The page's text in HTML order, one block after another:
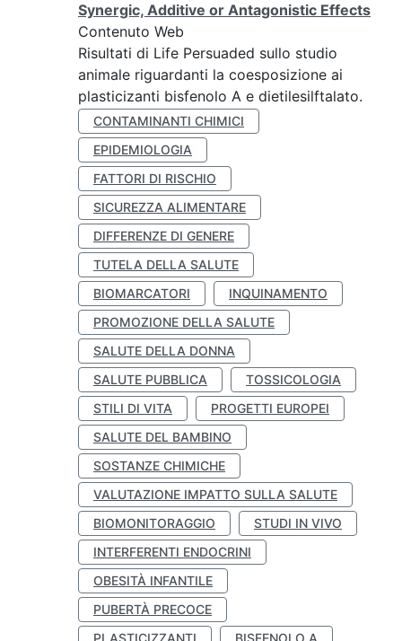
Synergic, Additive or Antagonistic Effects
Contenuto Web
Risultati di Life Persuaded sullo studio
animale riguardanti la coesposizione ai
plasticizanti bisfenolo A e dietilesilftalato.
CONTAMINANTI CHIMICI
EPIDEMIOLOGIA
FATTORI DI RISCHIO
SICUREZZA ALIMENTARE
DIFFERENZE DI GENERE
TUTELA DELLA SALUTE
BIOMARCATORI
INQUINAMENTO
PROMOZIONE DELLA SALUTE
SALUTE DELLA DONNA
SALUTE PUBBLICA
TOSSICOLOGIA
STILI DI VITA
PROGETTI EUROPEI
SALUTE DEL BAMBINO
SOSTANZE CHIMICHE
VALUTAZIONE IMPATTO SULLA SALUTE
BIOMONITORAGGIO
STUDI IN VIVO
INTERFERENTI ENDOCRINI
OBESITÀ INFANTILE
PUBERTÀ PRECOCE
PLASTICIZZANTI
BISFENOLO A